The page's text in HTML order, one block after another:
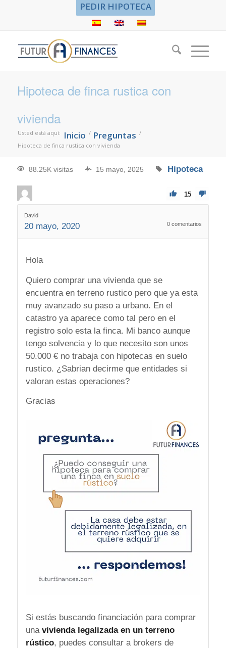
PEDIR HIPOTECA
Hipoteca de finca rustica con
vivienda
Usted está aquí: Inicio / Preguntas /
Hipoteca de finca rustica con vivienda
88.25K visitas 15 mayo, 2025 Hipoteca
15
David
20 mayo, 2020 0 comentarios
Hola
Quiero comprar una vivienda que se
encuentra en terreno rustico pero que ya esta
muy avanzado su paso a urbano. En el
catastro ya aparece como tal pero en el
registro solo esta la finca. Mi banco aunque
tengo solvencia y lo que necesito son unos
50.000 € no trabaja con hipotecas en suelo
rustico. ¿Sabrian decirme que entidades si
valoran estas operaciones?
Gracias
Si estás buscando financiación para comprar
una vivienda legalizada en un terreno
rústico, puedes consultar a brokers de